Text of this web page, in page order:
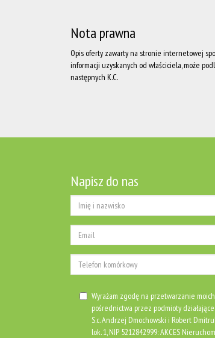
Nota prawna
Opis oferty zawarty na stronie internetowej
informacji uzyskanych od właściciela, może
następnych K.C.
Napisz do nas
Wyrażam zgodę na przetwarzanie
pośrednictwa przez podmioty
S.c. Andrzej Dmochowski i Robert
lok. 1, NIP 5212842999: AKCES